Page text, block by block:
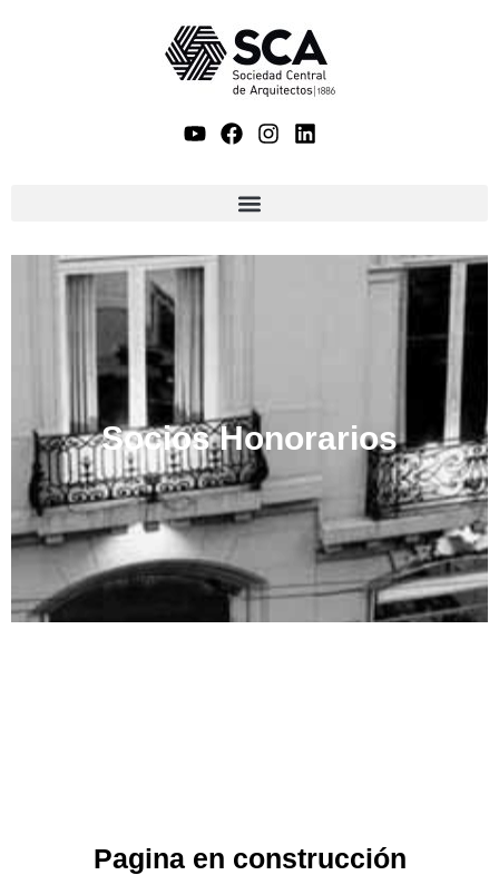
Socios Honorarios
Pagina en construcción